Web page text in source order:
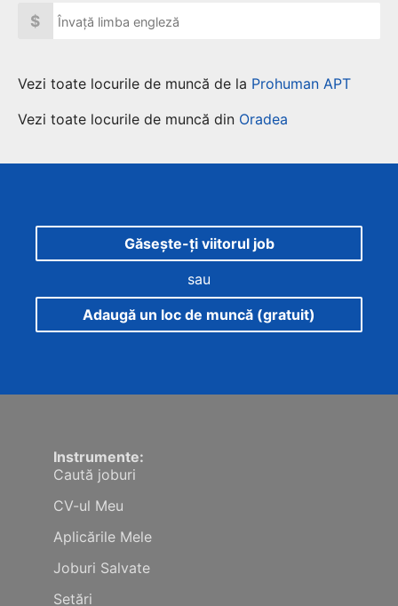
$ Învață limba engleză
Vezi toate locurile de muncă de la Prohuman APT
Vezi toate locurile de muncă din Oradea
Găsește-ți viitorul job
sau
Adaugă un loc de muncă (gratuit)
Instrumente:
Caută joburi
CV-ul Meu
Aplicările Mele
Joburi Salvate
Setări